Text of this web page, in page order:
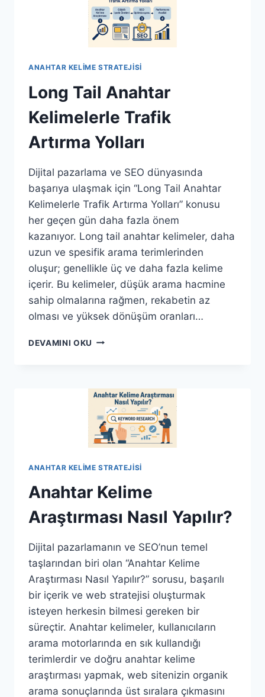
ANAHTAR KELIME STRATEJISI
Long Tail Anahtar
Kelimelerle Trafik
Artırma Yolları
Dijital pazarlama ve SEO dünyasında
başarıya ulaşmak için “Long Tail Anahtar
Kelimelerle Trafik Artırma Yolları” konusu
her geçen gün daha fazla önem
kazanıyor. Long tail anahtar kelimeler, daha
uzun ve spesifik arama terimlerinden
oluşur; genellikle üç ve daha fazla kelime
içerir. Bu kelimeler, düşük arama hacmine
sahip olmalarına rağmen, rekabetin az
olması ve yüksek dönüşüm oranları…
DEVAMINI OKU LONG
TRAFIK
ARTIRMA
YOLLARI
ANAHTAR KELIME STRATEJISI
Anahtar Kelime
Araştırması Nasıl Yapılır?
Dijital pazarlamanın ve SEO’nun temel
taşlarından biri olan “Anahtar Kelime
Araştırması Nasıl Yapılır?” sorusu, başarılı
bir içerik ve web stratejisi oluşturmak
isteyen herkesin bilmesi gereken bir
süreçtir. Anahtar kelimeler, kullanıcıların
arama motorlarında en sık kullandığı
terimlerdir ve doğru anahtar kelime
araştırması yapmak, web sitenizin organik
arama sonuçlarında üst sıralara çıkmasını